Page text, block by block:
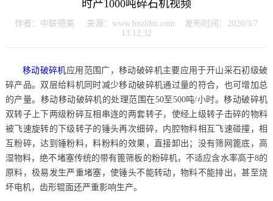
时产1000吨碎石机视频
作者：中联德美 来源：www.hnzldm.com 发布时间：2020/3/7
13:12:32
移动破碎机应用范围广，移动破碎机主要应用于开山采石初级破
碎产品。双层给料机同时减少移动破碎机通过量的符合，也可增加总
的产量。移动移动破碎机的处理范围在50至500吨/小时。移动破碎机
双转子上下两级粉碎互相串连的两套转子，使经上级转子击碎的物料
被飞速旋转的下级转子的锤头再次细碎，内腔物料相互飞速碰撞，相
互粉碎，达到锤粉料，料粉料的效果，直接卸出；没有筛网篦底，高
湿物料，绝不堵塞传统的带有篦筛板的粉碎机，不适应含水率高于8的
原料，极易发生严重堵塞，使锤头不能转动，物料不能排出，甚至烧
坏电机，齿形辊面还严重影响生产。